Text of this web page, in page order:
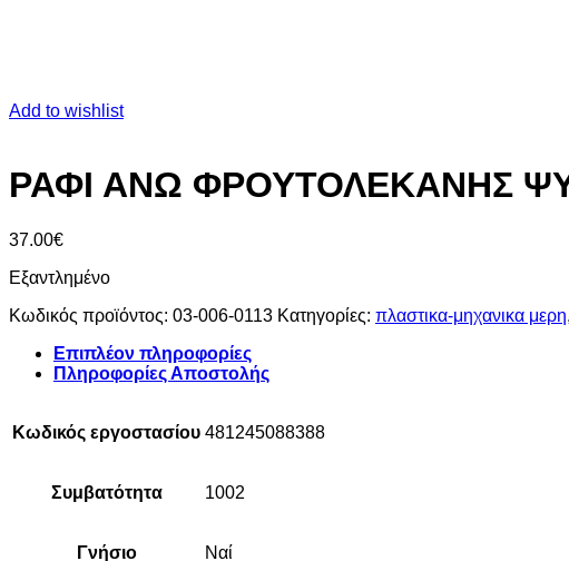
Add to wishlist
ΡΑΦΙ ΑΝΩ ΦΡΟΥΤΟΛΕΚΑΝΗΣ
37.00€
Εξαντλημένο
Κωδικός προϊόντος: 03-006-0113 Κατηγορίες: πλαστικα-μηχανικα μερη,
Επιπλέον πληροφορίες
Πληροφορίες Αποστολής
Κωδικός εργοστασίου 481245088388
Συμβατότητα 1002
Γνήσιο Ναί